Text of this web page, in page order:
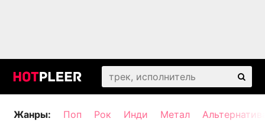
Жанры: Поп Рок Инди Метал